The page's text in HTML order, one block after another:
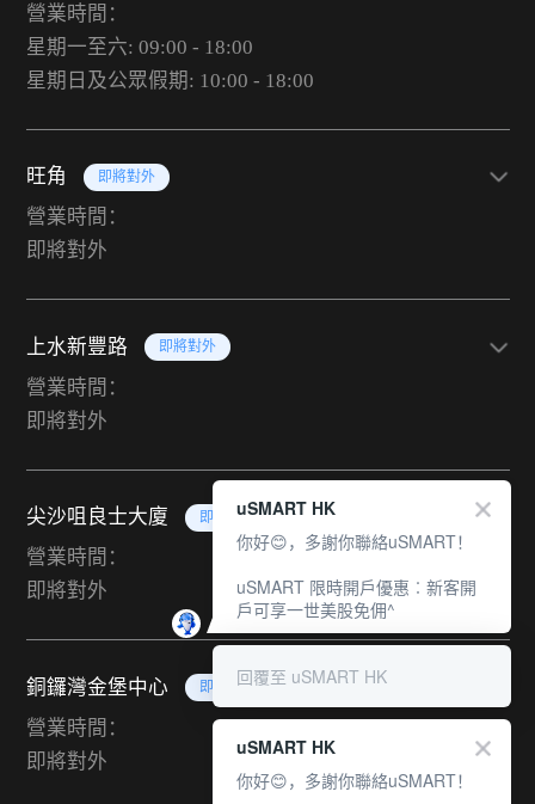
營業時間：
星期一至六: 09:00 - 18:00
星期日及公眾假期: 10:00 - 18:00
旺角 即將對外
營業時間：
即將對外
上水新豐路 即將對外
營業時間：
即將對外
尖沙咀良士大廈 即將對外
營業時間：
即將對外
銅鑼灣金堡中心 即將對外
營業時間：
即將對外
uSMART HK
你好😊，多謝你聯絡uSMART！
uSMART 限時開戶優惠︰新客開
戶可享一世美股免佣^
回覆至 uSMART HK
uSMART HK
你好😊，多謝你聯絡uSMART！